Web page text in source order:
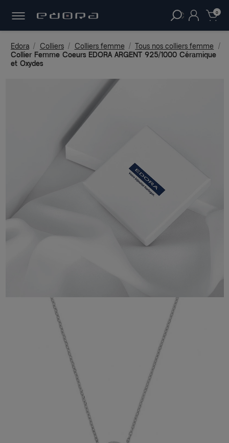
clear 0
Edora Colliers Colliers femme
Tous nos colliers femme
Collier Femme Coeurs EDORA ARGENT 925/1000 Céramique
et Oxydes